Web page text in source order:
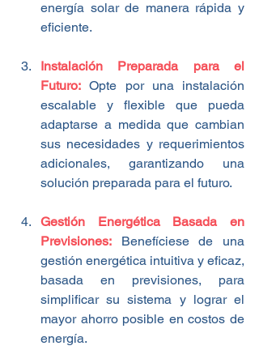
energía solar de manera rápida y
eficiente.
Instalación Preparada para el
Futuro: Opte por una instalación
escalable y flexible que pueda
adaptarse a medida que cambian
sus necesidades y requerimientos
adicionales, garantizando una
solución preparada para el futuro.
Gestión Energética Basada en
Previsiones: Benefíciese de una
gestión energética intuitiva y eficaz,
basada en previsiones, para
simplificar su sistema y lograr el
mayor ahorro posible en costos de
energía.